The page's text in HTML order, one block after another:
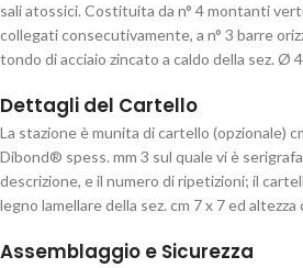
sali atossici. Costituita da n° 4 montanti
collegati consecutivamente, a n° 3 barre
tondo di acciaio zincato a caldo della sez. Ø
Dettagli del Cartello
La stazione è munita di cartello (opzionale)
Dibond® spess. mm 3 sul quale vi è
descrizione, e il numero di ripetizioni; il
legno lamellare della sez. cm 7 x 7 ed
Assemblaggio e Sicurezza